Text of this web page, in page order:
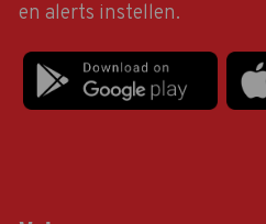
en alerts instellen.